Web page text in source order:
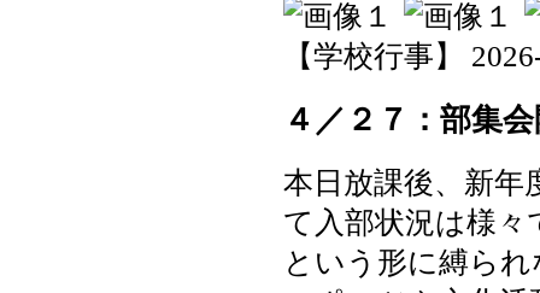
【学校行事】
４／２７：部集
本日放課後、新年
て入部状況は様々
という形に縛ら